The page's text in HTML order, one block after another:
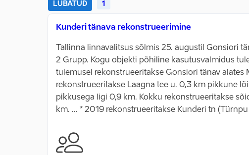
LUBATUD 1
Kunderi tänava rekonstrueerimine
Tallinna linnavalitsus sõlmis 25. augustil Gonsiori
2 Grupp. Kogu objekti põhiline kasutusvalmidus
tulemusel rekonstrueeritakse Gonsiori tänav
rekonstrueeritakse Laagna tee u. 0,3 km pikkune
pikkusega ligi 0,9 km. Kokku rekonstrueeritakse
km. ... * 2019 rekonstrueeritakse Kunderi tn